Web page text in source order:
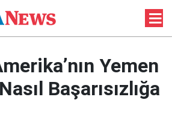
Yemen
Başarısızlığa